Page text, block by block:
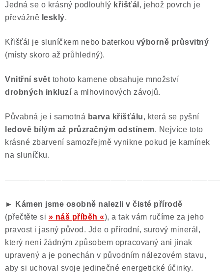
Jedná se o krásný podlouhlý křišťál , jehož povrch je
převážně lesklý.
Křišťál je sluníčkem nebo baterkou výborně průsvitný
(místy skoro až průhledný).
Vnitřní svět tohoto kamene obsahuje množství
drobných inkluzí a mlhovinových závojů.
Půvabná je i samotná barva křišťálu, která se pyšní
ledově bílým až průzračným odstínem. Nejvíce toto
krásné zbarvení samozřejmě vynikne pokud je kamínek
na sluníčku.
►
Kámen jsme osobně nalezli v čisté přírodě
(přečtěte si » náš příběh «), a tak vám ručíme za jeho
pravost i jasný původ. Jde o přírodní, surový minerál,
který není žádným způsobem opracovaný ani jinak
upravený a je ponechán v původním nálezovém stavu,
aby si uchoval svoje jedinečné energetické účinky.